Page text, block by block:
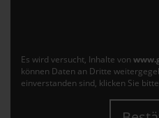
Es wird versucht, Inhalte von
können Daten an Dritte
einverstanden sind, klicken Sie